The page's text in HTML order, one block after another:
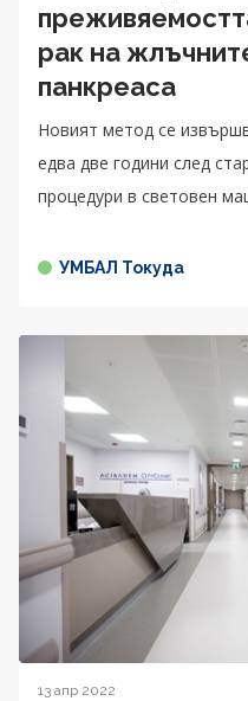
рак на
панкреаса
Новият метод се
едва две години след
процедури в световен
УМБАЛ Токуда
13 апр 2022